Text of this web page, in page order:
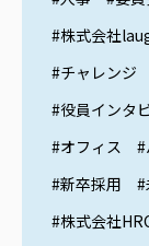
#株式会社
#チャレンジ
#役員インタ
#オフィス
#
#新卒採用
#株式会社